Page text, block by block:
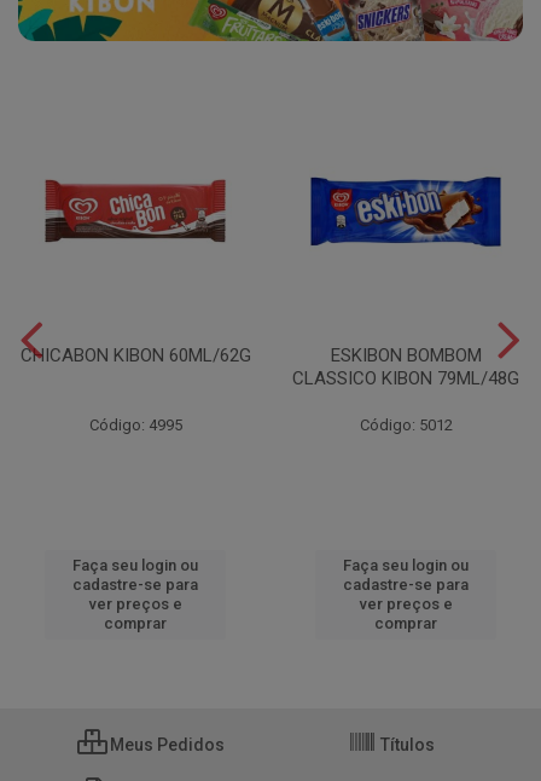
CHICABON KIBON 60ML/62G
Código: 4995
Faça seu login ou
cadastre-se para
ver preços e
comprar
ESKIBON BOMBOM
CLASSICO KIBON 79ML/48G
Código: 5012
Faça seu login ou
cadastre-se para
ver preços e
comprar
Meus Pedidos Títulos